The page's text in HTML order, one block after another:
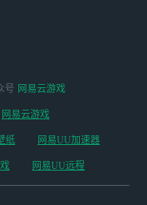
号 网易云游戏
网易云游戏
纸 网易UU加速器
网易UU远程